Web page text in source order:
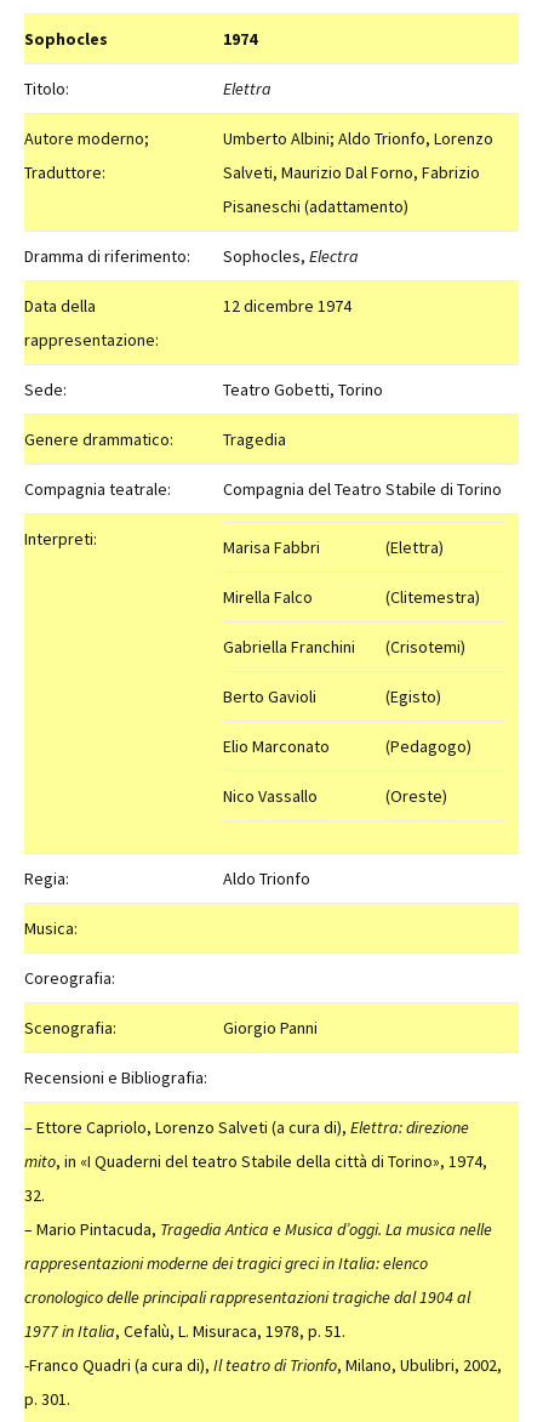
Sophocles 1974
Titolo: Elettra
Autore moderno;
Traduttore:
Umberto Albini; Aldo Trionfo, Lorenzo
Salveti, Maurizio Dal Forno, Fabrizio
Pisaneschi (adattamento)
Dramma di riferimento: Sophocles, Electra
Data della
rappresentazione:
12 dicembre 1974
Sede: Teatro Gobetti, Torino
Genere drammatico: Tragedia
Compagnia teatrale: Compagnia del Teatro Stabile di Torino
Interpreti: Marisa Fabbri (Elettra)
Mirella Falco (Clitemestra)
Gabriella Franchini (Crisotemi)
Berto Gavioli (Egisto)
Elio Marconato (Pedagogo)
Nico Vassallo (Oreste)
Regia: Aldo Trionfo
Musica:
Coreografia:
Scenografia: Giorgio Panni
Recensioni e Bibliografia:
– Ettore Capriolo, Lorenzo Salveti (a cura di), Elettra: direzione
mito, in «I Quaderni del teatro Stabile della città di Torino», 1974,
32.
– Mario Pintacuda, Tragedia Antica e Musica d’oggi. La musica nelle
rappresentazioni moderne dei tragici greci in Italia: elenco
cronologico delle principali rappresentazioni tragiche dal 1904 al
1977in Italia, Cefalù, L. Misuraca, 1978, p. 51.
-Franco Quadri (a cura di), Il teatro di Trionfo, Milano, Ubulibri, 2002,
p. 301.